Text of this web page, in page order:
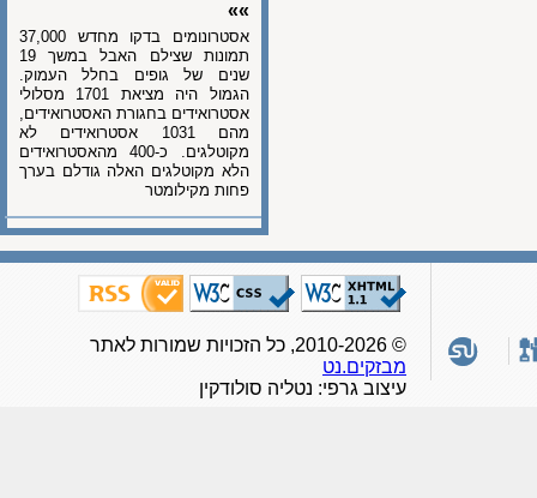
אסטרונומים בדקו מחדש 37,000
תמונות שצילם האבל במשך 19
שנים של גופים בחלל העמוק.
הגמול היה מציאת 1701 מסלולי
אסטרואידים בחגורת האסטרואידים,
מהם 1031 אסטרואידים לא
מקוטלגים. כ-400 מהאסטרואידים
הלא מקוטלגים האלה גודלם בערך
פחות מקילומטר
מבזקים.נט
עיצוב גרפי: נטליה סולודקין